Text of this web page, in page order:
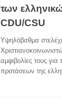
των
CDU/CSU
Υψηλόβαθμα
αμφιβολίες τους για
προτάσεων της